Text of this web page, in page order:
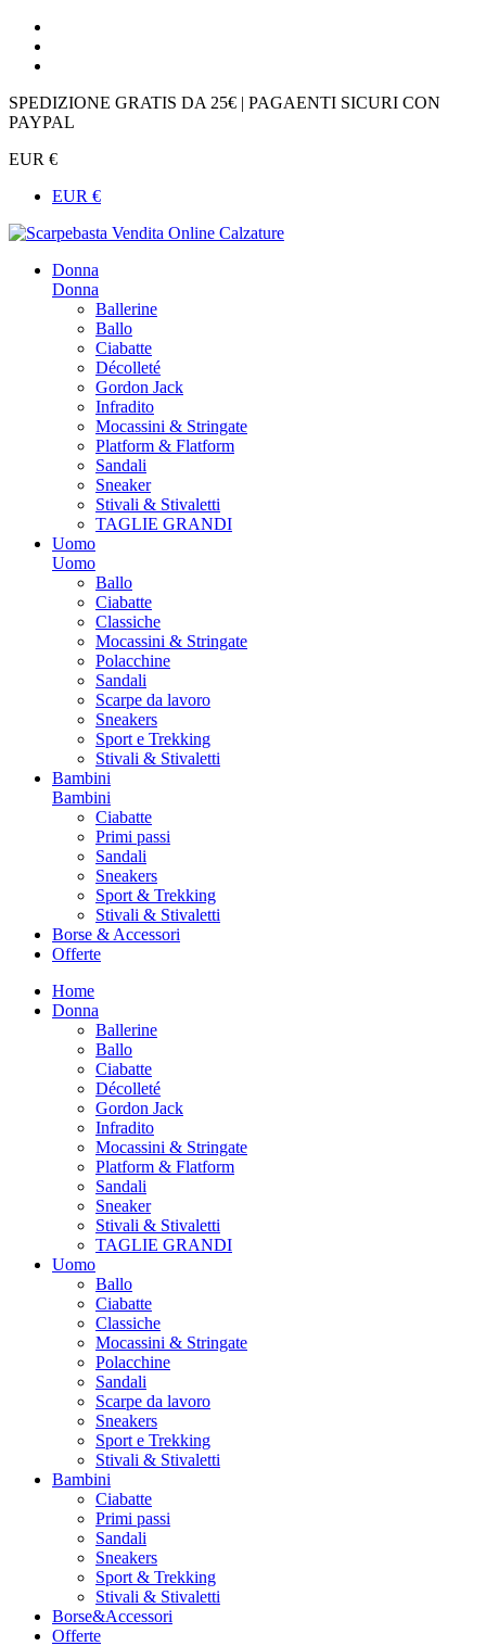
SPEDIZIONE GRATIS DA 25€ | PAGAENTI SICURI CON
PAYPAL
EUR €
EUR €
Donna
Donna
Ballerine
Ballo
Ciabatte
Décolleté
Gordon Jack
Infradito
Mocassini & Stringate
Platform & Flatform
Sandali
Sneaker
Stivali & Stivaletti
TAGLIE GRANDI
Uomo
Uomo
Ballo
Ciabatte
Classiche
Mocassini & Stringate
Polacchine
Sandali
Scarpe da lavoro
Sneakers
Sport e Trekking
Stivali & Stivaletti
Bambini
Bambini
Ciabatte
Primi passi
Sandali
Sneakers
Sport & Trekking
Stivali & Stivaletti
Borse & Accessori
Offerte
Home
Donna
Ballerine
Ballo
Ciabatte
Décolleté
Gordon Jack
Infradito
Mocassini & Stringate
Platform & Flatform
Sandali
Sneaker
Stivali & Stivaletti
TAGLIE GRANDI
Uomo
Ballo
Ciabatte
Classiche
Mocassini & Stringate
Polacchine
Sandali
Scarpe da lavoro
Sneakers
Sport e Trekking
Stivali & Stivaletti
Bambini
Ciabatte
Primi passi
Sandali
Sneakers
Sport & Trekking
Stivali & Stivaletti
Borse&Accessori
Offerte